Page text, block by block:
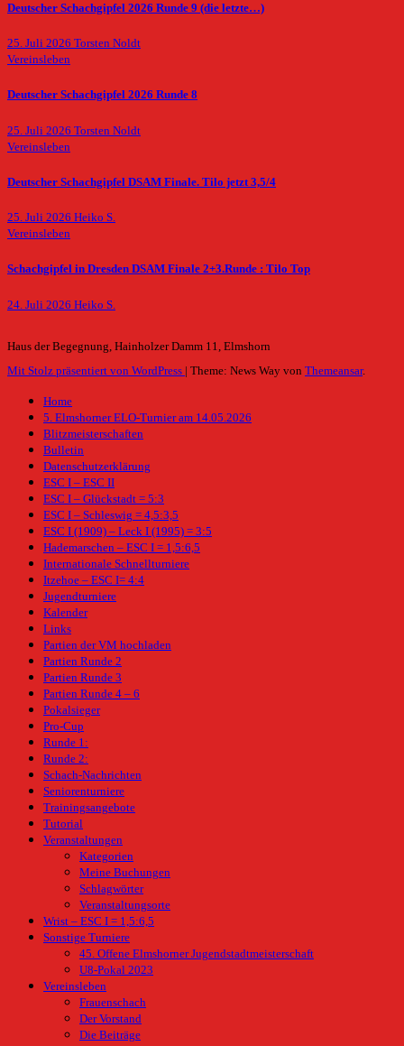
Deutscher Schachgipfel 2026 Runde 9 (die letzte…)
25. Juli 2026 Torsten Noldt
Vereinsleben
Deutscher Schachgipfel 2026 Runde 8
25. Juli 2026 Torsten Noldt
Vereinsleben
Deutscher Schachgipfel DSAM Finale. Tilo jetzt 3,5/4
25. Juli 2026 Heiko S.
Vereinsleben
Schachgipfel in Dresden DSAM Finale 2+3.Runde : Tilo Top
24. Juli 2026 Heiko S.
Haus der Begegnung, Hainholzer Damm 11, Elmshorn
Mit Stolz präsentiert von WordPress
Theme: News Way von Themeansar.
Home
5. Elmshorner ELO-Turnier am 14.05.2026
Blitzmeisterschaften
Bulletin
Datenschutzerklärung
ESC I – ESC II
ESC I – Glückstadt = 5:3
ESC I – Schleswig = 4,5:3,5
ESC I (1909) – Leck I (1995) = 3:5
Hademarschen – ESC I = 1,5:6,5
Internationale Schnellturniere
Itzehoe – ESC I= 4:4
Jugendturniere
Kalender
Links
Partien der VM hochladen
Partien Runde 2
Partien Runde 3
Partien Runde 4 – 6
Pokalsieger
Pro-Cup
Runde 1:
Runde 2:
Schach-Nachrichten
Seniorenturniere
Trainingsangebote
Tutorial
Veranstaltungen
Kategorien
Meine Buchungen
Schlagwörter
Veranstaltungsorte
Wrist – ESC I = 1,5:6,5
Sonstige Turniere
45. Offene Elmshorner Jugendstadtmeisterschaft
U8-Pokal 2023
Vereinsleben
Frauenschach
Der Vorstand
Die Beiträge